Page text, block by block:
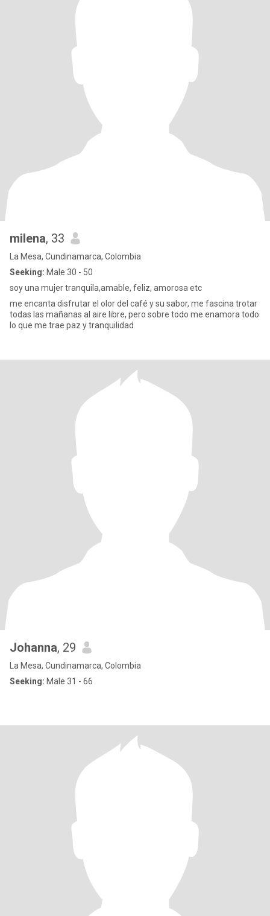
milena, 33
La Mesa, Cundinamarca, Colombia
Seeking: Male 30 - 50
soy una mujer tranquila,amable, feliz, amorosa etc
me encanta disfrutar el olor del café y su sabor, me fascina trotar
todas las mañanas al aire libre, pero sobre todo me enamora todo
lo que me trae paz y tranquilidad
Johanna, 29
La Mesa, Cundinamarca, Colombia
Seeking: Male 31 - 66